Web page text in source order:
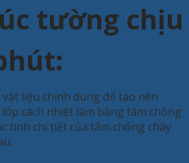
tường chịu
liệu chính dùng để tạo nên
cách nhiệt làm bằng tấm chống
tính chi tiết của tấm chống cháy